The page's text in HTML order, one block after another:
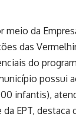
meio da
das
do
possui
infantis),
EPT,